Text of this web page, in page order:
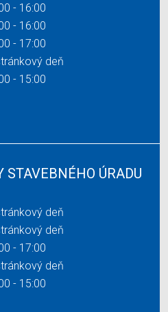
- 16:00
- 16:00
- 17:00
deň
- 15:00
STAVEBNÉHO ÚRADU
deň
deň
- 17:00
deň
- 15:00